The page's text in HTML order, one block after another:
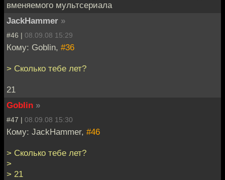
вменяемого мультсериала
JackHammer »
#46 | 08.09.08 15:29
Кому: Goblin, #36
> Сколько тебе лет?
21
Goblin »
#47 | 08.09.08 15:30
Кому: JackHammer, #46
> Сколько тебе лет?
>
> 21